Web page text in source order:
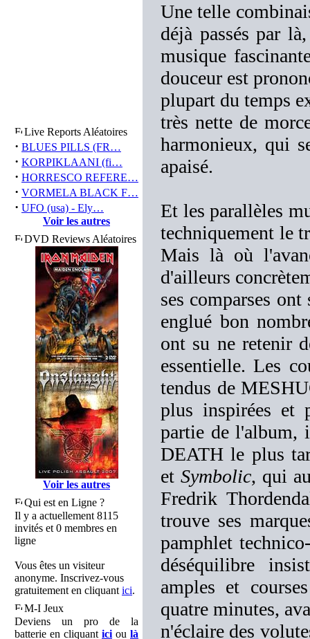
Live Reports Aléatoires
· BLUES PILLS (FR…
· KORPIKLAANI (fi…
· HORRESCO REFERE…
· VORMELA BLACK F…
· UFO (usa) - Ely…
Voir les autres
DVD Reviews Aléatoires
Voir les autres
Qui est en Ligne ?
Il y a actuellement 8115
invités et 0 membres en
ligne
Vous êtes un visiteur
anonyme. Inscrivez-vous
gratuitement en cliquant ici.
M-I Jeux
Deviens un pro de la
batterie en cliquant ici ou là
Une telle
déjà passés par
musique
douceur est
plupart du temps
très nette de
harmonieux, qui
apaisé.
Et les parallèles
techniquement le
Mais là où
d'ailleurs
ses comparses
englué bon
ont su ne retenir
essentielle. Les
tendus de
plus inspirées et
partie de l'album,
DEATH le plus
et Symbolic, qui
Fredrik
trouve ses
pamphlet
déséquilibre
amples et
quatre minutes,
n'éclaire des